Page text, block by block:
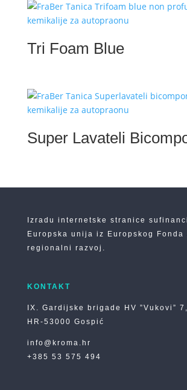
Tri Foam Blue
Super Lavateli
Izradu internetske stranice
Europska unija iz Europskog Fonda
regionalni razvoj.
KONTAKT
IX. Gardijske brigade HV ”Vukovi” 7,
HR-53000 Gospić
info@kroma.hr
+385 53 575 494